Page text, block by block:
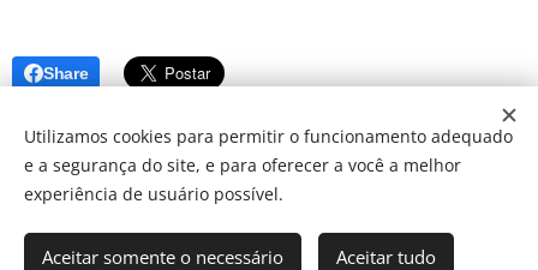
Share
Utilizamos cookies para permitir o funcionamento adequado
e a segurança do site, e para oferecer a você a melhor
experiência de usuário possível.
Aceitar somente o necessário Aceitar tudo